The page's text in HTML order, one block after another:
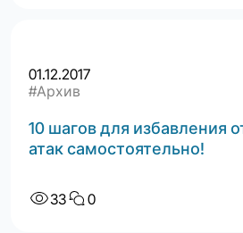
01.12.2017
#Архив
10 шагов для избавления
атак самостоятельно!
33 0